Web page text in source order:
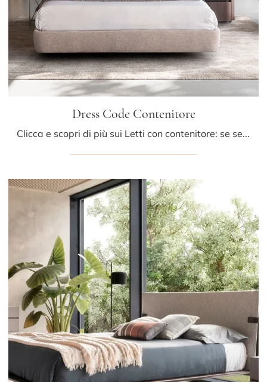
Dress Code Contenitore
Clicca e scopri di più sui Letti con contenitore: se sei alla ricerca di modelli matrimoniali moderni, il modello Dress Code Contenitore Presotto fa ...